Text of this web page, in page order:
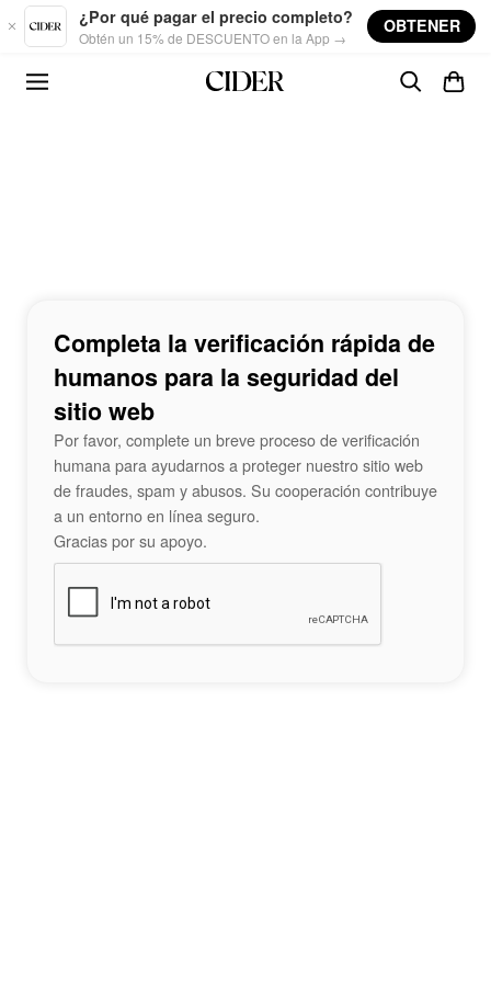
Skip to main content
¿Por qué pagar el precio completo?
Obtén un 15% de DESCUENTO en la App →
OBTENER
Completa la verificación rápida de
humanos para la seguridad del
sitio web
Por favor, complete un breve proceso de verificación
humana para ayudarnos a proteger nuestro sitio web
de fraudes, spam y abusos. Su cooperación contribuye
a un entorno en línea seguro.
Gracias por su apoyo.